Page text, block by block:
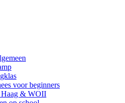
voor beginners
& WOII